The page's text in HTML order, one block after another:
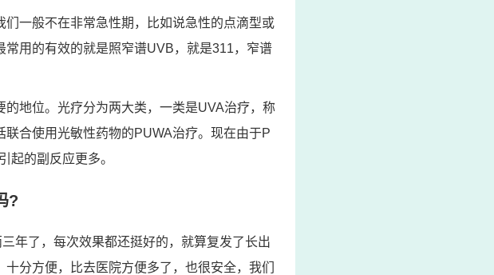
一般不在非常急性期，比如说急性的点滴型或
用的有效的就是照窄谱UVB，就是311，窄谱
地位。光疗分为两大类，一类是UVA治疗，称
合使用光敏性药物的PUWA治疗。现在由于P
起的副反应更多。
?
年了，每次效果都还挺好的，就算复发了长出
分方便，比去医院方便多了，也很安全，我们